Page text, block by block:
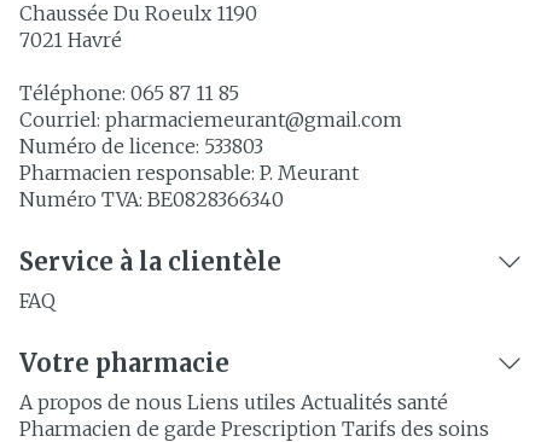
Chaussée Du Roeulx 1190
7021 Havré
Téléphone: 065 87 11 85
Courriel: pharmaciemeurant@gmail.com
Numéro de licence: 533803
Pharmacien responsable: P. Meurant
Numéro TVA: BE0828366340
Service à la clientèle
FAQ
Votre pharmacie
A propos de nous Liens utiles Actualités santé
Pharmacien de garde Prescription Tarifs des soins